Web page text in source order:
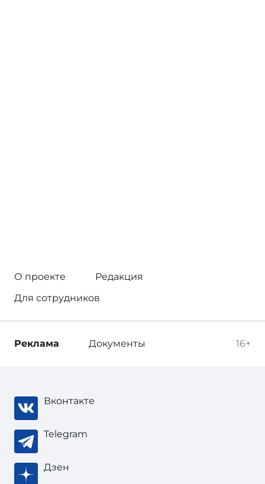
О проекте
Редакция
Для сотрудников
16+
Реклама Документы
Вконтакте
Telegram
Дзен